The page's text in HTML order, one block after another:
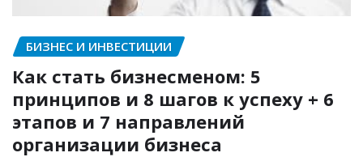
БИЗНЕС И ИНВЕСТИЦИИ
Как стать бизнесменом: 5
принципов и 8 шагов к успеху + 6
этапов и 7 направлений
организации бизнеса